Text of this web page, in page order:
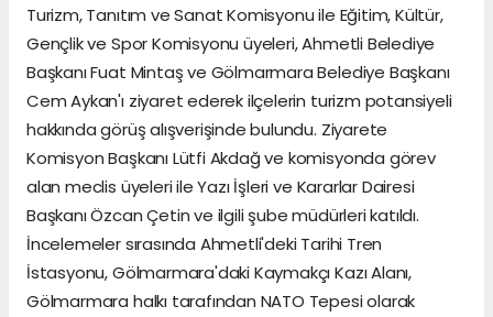
Turizm, Tanıtım ve Sanat Komisyonu ile Eğitim, Kültür,
Gençlik ve Spor Komisyonu üyeleri, Ahmetli Belediye
Başkanı Fuat Mintaş ve Gölmarmara Belediye Başkanı
Cem Aykan'ı ziyaret ederek ilçelerin turizm potansiyeli
hakkında görüş alışverişinde bulundu. Ziyarete
Komisyon Başkanı Lütfi Akdağ ve komisyonda görev
alan meclis üyeleri ile Yazı İşleri ve Kararlar Dairesi
Başkanı Özcan Çetin ve ilgili şube müdürleri katıldı.
İncelemeler sırasında Ahmetli'deki Tarihi Tren
İstasyonu, Gölmarmara'daki Kaymakçı Kazı Alanı,
Gölmarmara halkı tarafından NATO Tepesi olarak